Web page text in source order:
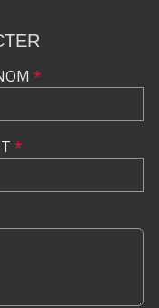
*
*